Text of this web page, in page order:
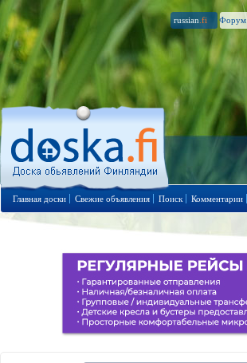
russian .fi Форум
Главная доски Свежие объявления Поиск Комментарии